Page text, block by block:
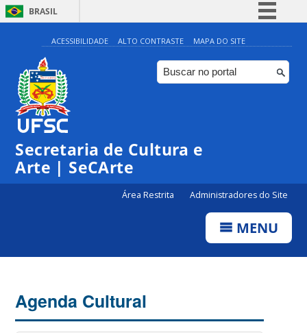
BRASIL
Simplifique!
Comunica BR
Participe
ACESSIBILIDADE ALTO CONTRASTE MAPA DO SITE
Secretaria de Cultura e
Arte | SeCArte
Área Restrita Administradores do Site
MENU
Agenda Cultural